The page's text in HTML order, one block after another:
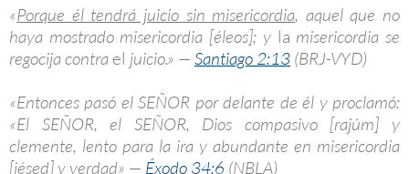
«Porque él tendrá juicio sin misericordia, aquel que no
haya mostrado misericordia [éleos]; y la misericordia se
regocija contra el juicio.» — Santiago 2:13 (BRJ-VYD)
«Entonces pasó el SEÑOR por delante de él y proclamó:
«El SEÑOR, el SEÑOR, Dios compasivo [rajúm] y
clemente, lento para la ira y abundante en misericordia
[jésed] y verdad» — Éxodo 34:6 (NBLA)